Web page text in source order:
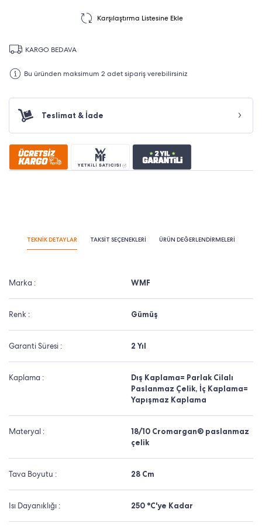
Karşılaştırma Listesine Ekle
KARGO BEDAVA
Bu üründen maksimum 2 adet sipariş verebilirsiniz
Teslimat & İade
TEKNİK DETAYLAR TAKSİT SEÇENEKLERİ ÜRÜN DEĞERLENDİRMELERİ
Marka : WMF
Renk : Gümüş
Garanti Süresi : 2 Yıl
Kaplama :
Dış Kaplama= Parlak Cilalı
Paslanmaz Çelik, İç Kaplama=
Yapışmaz Kaplama
Materyal :
18/10 Cromargan® paslanmaz
çelik
Tava Boyutu : 28 Cm
Isı Dayanıklığı : 250 °C'ye Kadar